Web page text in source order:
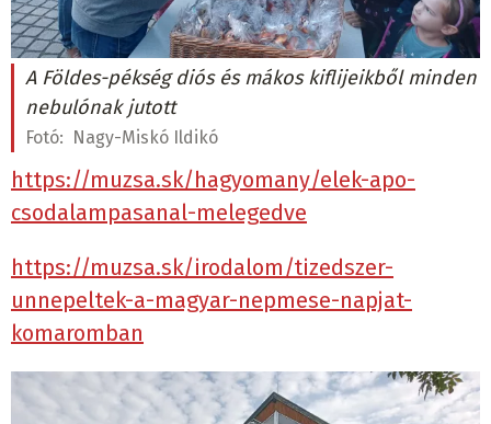
A Földes-pékség diós és mákos kiflijeikből minden
nebulónak jutott
Fotó: Nagy-Miskó Ildikó
https://muzsa.sk/hagyomany/elek-apo-
csodalampasanal-melegedve
https://muzsa.sk/irodalom/tizedszer-
unnepeltek-a-magyar-nepmese-napjat-
komaromban